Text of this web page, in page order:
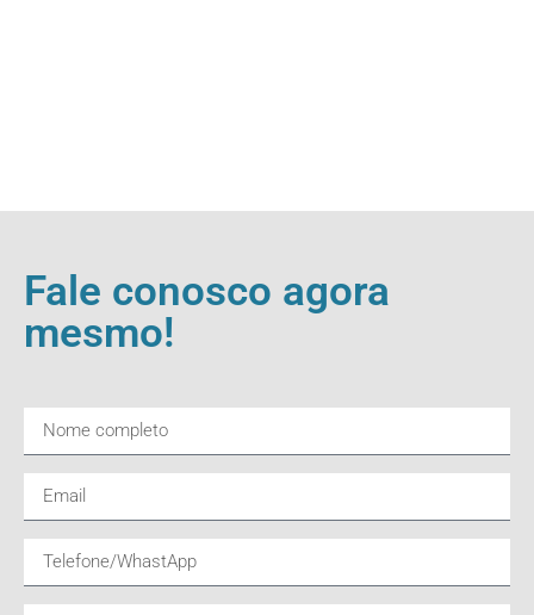
Fale conosco agora
mesmo!